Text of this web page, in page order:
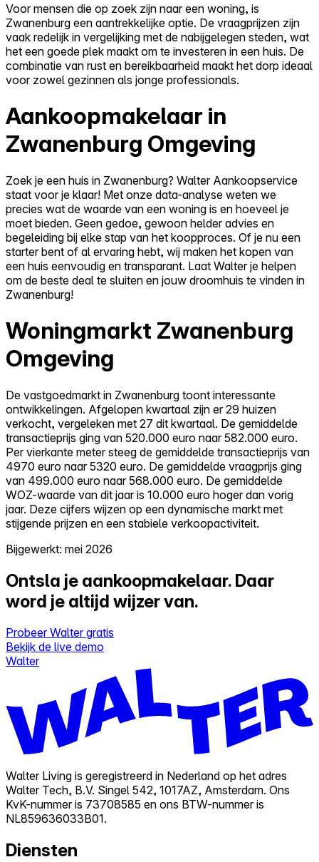
Voor mensen die op zoek zijn naar een woning, is
Zwanenburg een aantrekkelijke optie. De vraagprijzen zijn
vaak redelijk in vergelijking met de nabijgelegen steden, wat
het een goede plek maakt om te investeren in een huis. De
combinatie van rust en bereikbaarheid maakt het dorp ideaal
voor zowel gezinnen als jonge professionals.
Aankoopmakelaar in
Zwanenburg Omgeving
Zoek je een huis in Zwanenburg? Walter Aankoopservice
staat voor je klaar! Met onze data-analyse weten we
precies wat de waarde van een woning is en hoeveel je
moet bieden. Geen gedoe, gewoon helder advies en
begeleiding bij elke stap van het koopproces. Of je nu een
starter bent of al ervaring hebt, wij maken het kopen van
een huis eenvoudig en transparant. Laat Walter je helpen
om de beste deal te sluiten en jouw droomhuis te vinden in
Zwanenburg!
Woningmarkt Zwanenburg
Omgeving
De vastgoedmarkt in Zwanenburg toont interessante
ontwikkelingen. Afgelopen kwartaal zijn er 29 huizen
verkocht, vergeleken met 27 dit kwartaal. De gemiddelde
transactieprijs ging van 520.000 euro naar 582.000 euro.
Per vierkante meter steeg de gemiddelde transactieprijs van
4970 euro naar 5320 euro. De gemiddelde vraagprijs ging
van 499.000 euro naar 568.000 euro. De gemiddelde
WOZ-waarde van dit jaar is 10.000 euro hoger dan vorig
jaar. Deze cijfers wijzen op een dynamische markt met
stijgende prijzen en een stabiele verkoopactiviteit.
Bijgewerkt: mei 2026
Ontsla je aankoopmakelaar. Daar
word je altijd wijzer van.
Probeer Walter gratis
Bekijk de live demo
Walter
Walter Living is geregistreerd in Nederland op het adres
Walter Tech, B.V. Singel 542, 1017AZ, Amsterdam. Ons
KvK-nummer is 73708585 en ons BTW-nummer is
NL859636033B01.
Diensten